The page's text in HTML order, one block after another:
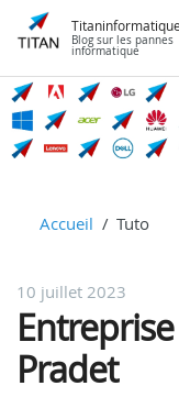
Blog sur les pannes
informatique
Accueil Tuto
10 juillet 2023
Pradet